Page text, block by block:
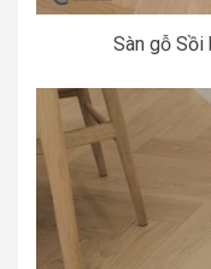
Sàn gỗ Sồi